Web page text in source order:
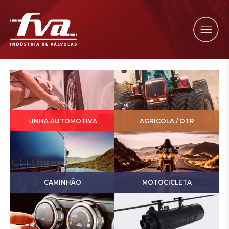
LINHA AUTOMOTIVA AGRÍCOLA / OTR
CAMINHÃO MOTOCICLETA